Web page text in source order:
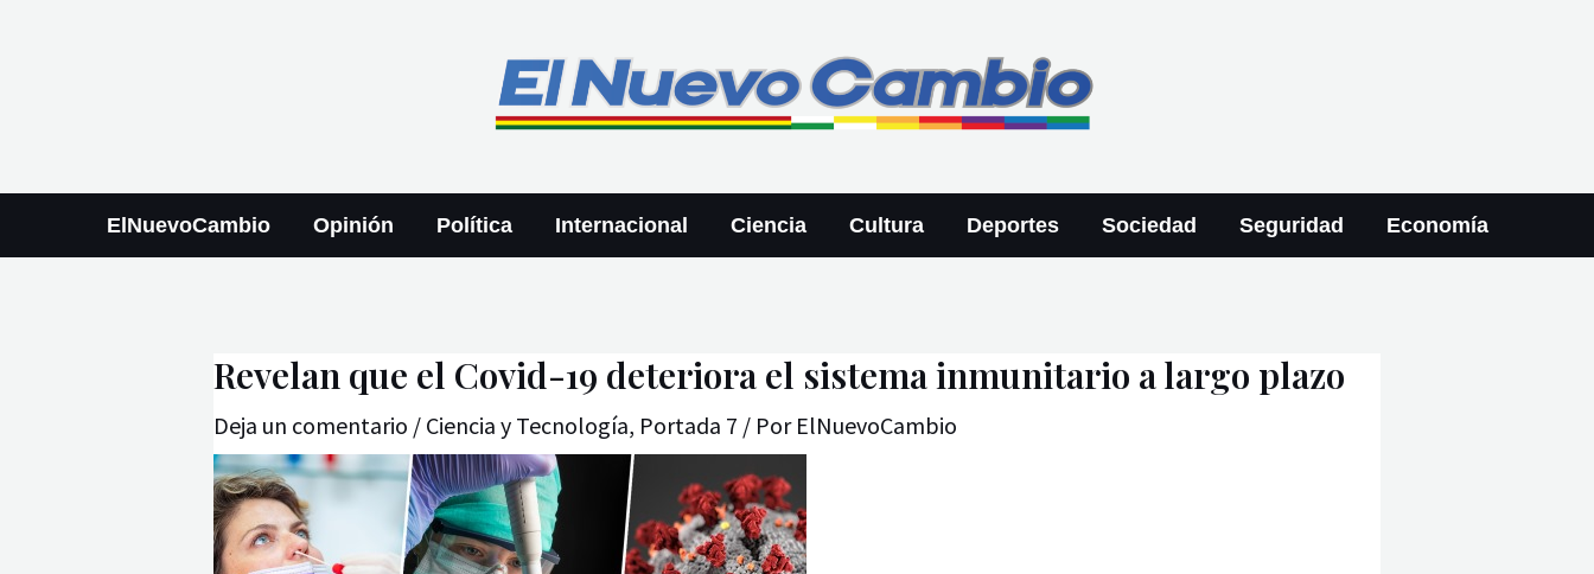
ElNuevoCambio Opinión Política Internacional Ciencia Cultura Deportes Sociedad Seguridad Economía
Revelan que el Covid-19 deteriora el sistema inmunitario a largo plazo
Deja un comentario / Ciencia y Tecnología, Portada 7 / Por ElNuevoCambio